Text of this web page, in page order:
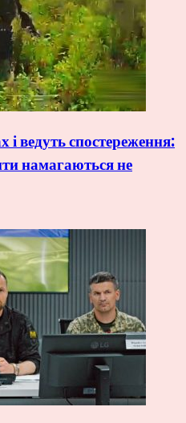
ведуть спостереження:
намагаються не